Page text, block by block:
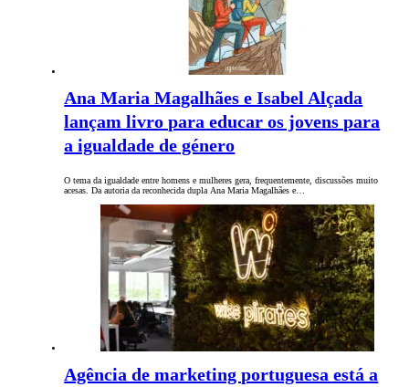
Ana Maria Magalhães e Isabel Alçada
lançam livro para educar os jovens para
a igualdade de género
O tema da igualdade entre homens e mulheres gera, frequentemente, discussões muito
acesas. Da autoria da reconhecida dupla Ana Maria Magalhães e…
Agência de marketing portuguesa está a